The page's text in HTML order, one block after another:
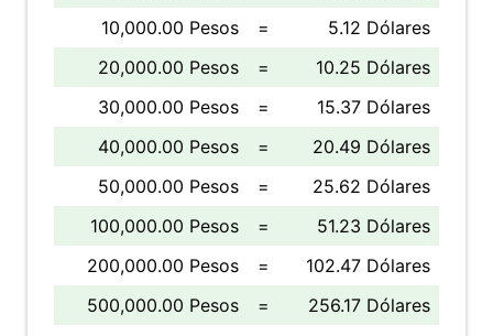
10,000.00 Pesos
=
5.12 Dólares
20,000.00 Pesos
=
10.25 Dólares
30,000.00 Pesos
=
15.37 Dólares
40,000.00 Pesos
=
20.49 Dólares
50,000.00 Pesos
=
25.62 Dólares
100,000.00 Pesos
=
51.23 Dólares
200,000.00 Pesos
=
102.47 Dólares
500,000.00 Pesos
=
256.17 Dólares